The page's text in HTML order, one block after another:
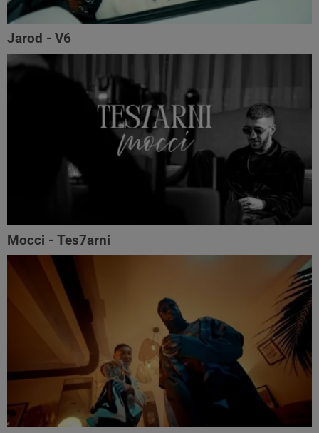
Jarod - V6
Mocci - Tes7arni